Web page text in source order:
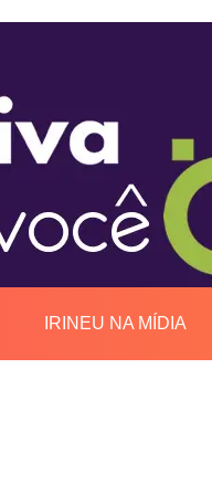
IRINEU NA MÍDIA